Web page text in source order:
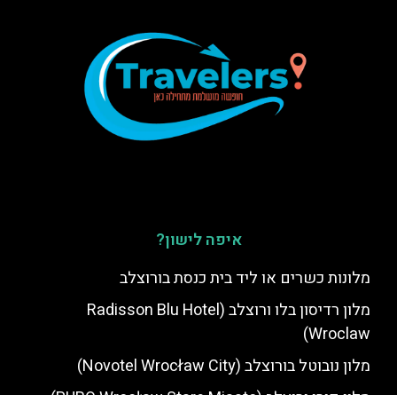
איפה לישון?
מלונות כשרים או ליד בית כנסת בורוצלב
מלון רדיסון בלו ורוצלב (Radisson Blu Hotel
Wroclaw)
מלון נובוטל בורוצלב (Novotel Wrocław City)